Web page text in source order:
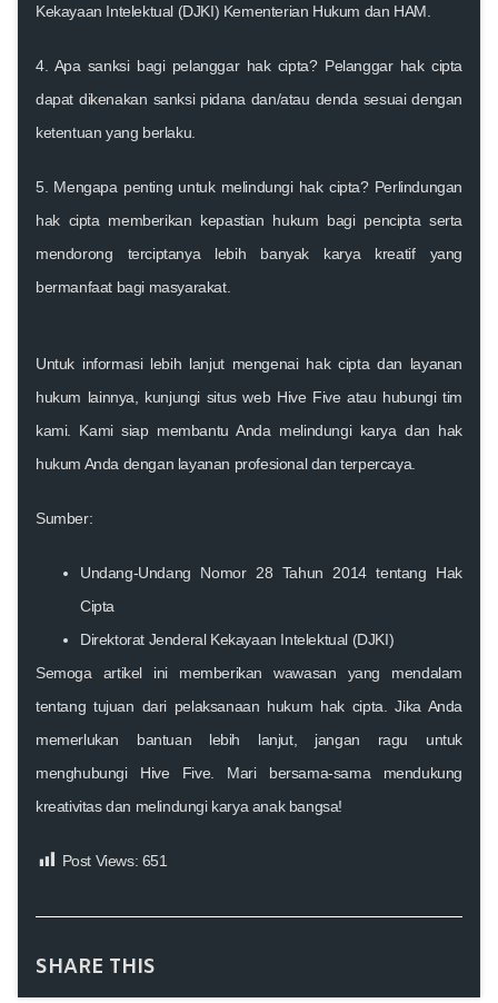
Kekayaan Intelektual (DJKI) Kementerian Hukum dan HAM.
4. Apa sanksi bagi pelanggar hak cipta?Pelanggar hak cipta
dapat dikenakan sanksi pidana dan/atau denda sesuai dengan
ketentuan yang berlaku.
5. Mengapa penting untuk melindungi hak cipta?Perlindungan
hak cipta memberikan kepastian hukum bagi pencipta serta
mendorong terciptanya lebih banyak karya kreatif yang
bermanfaat bagi masyarakat.
Untuk informasi lebih lanjut mengenai hak cipta dan layanan
hukum lainnya, kunjungi situs web Hive Five atau hubungi tim
kami. Kami siap membantu Anda melindungi karya dan hak
hukum Anda dengan layanan profesional dan terpercaya.
Sumber:
Undang-Undang Nomor 28 Tahun 2014 tentang Hak
Cipta
Direktorat Jenderal Kekayaan Intelektual (DJKI)
Semoga artikel ini memberikan wawasan yang mendalam
tentang tujuan dari pelaksanaan hukum hak cipta. Jika Anda
memerlukan bantuan lebih lanjut, jangan ragu untuk
menghubungi Hive Five . Mari bersama-sama mendukung
kreativitas dan melindungi karya anak bangsa!
Post Views: 651
SHARE THIS